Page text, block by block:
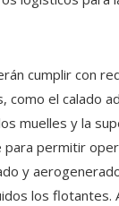
cumplir con
como el calado
muelles y la
permitir
y
los flotantes.